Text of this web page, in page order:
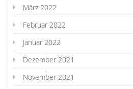
März 2022
Februar 2022
Januar 2022
Dezember 2021
November 2021